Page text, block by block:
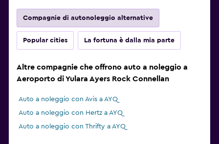
Compagnie di autonoleggio alternative
Popular cities La fortuna è dalla mia parte
Altre compagnie che offrono auto a noleggio a
Aeroporto di Yulara Ayers Rock Connellan
Auto a noleggio con Avis a AYQ
Auto a noleggio con Hertz a AYQ
Auto a noleggio con Thrifty a AYQ